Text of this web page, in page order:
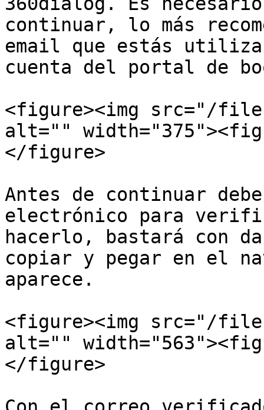
continuar, lo más
email que estás
cuenta del portal de
<figure><img src="/files/
alt=""
</figure>
Antes de continuar
electrónico para
hacerlo, bastará con
copiar y pegar en el
aparece.
<figure><img src="/files/
alt=""
</figure>